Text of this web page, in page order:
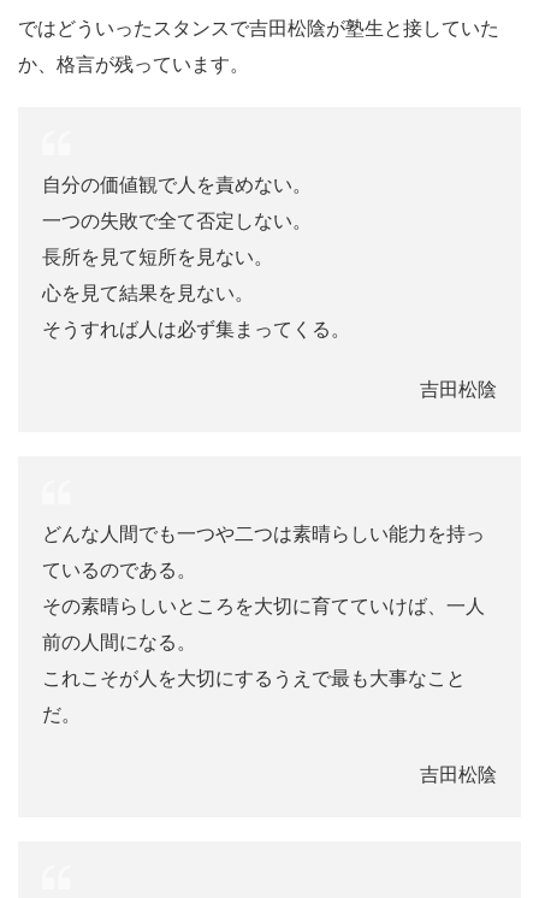
ではどういったスタンスで吉田松陰が塾生と接していた
か、格言が残っています。
自分の価値観で人を責めない。
一つの失敗で全て否定しない。
長所を見て短所を見ない。
心を見て結果を見ない。
そうすれば人は必ず集まってくる。
吉田松陰
どんな人間でも一つや二つは素晴らしい能力を持っ
ているのである。
その素晴らしいところを大切に育てていけば、一人
前の人間になる。
これこそが人を大切にするうえで最も大事なこと
だ。
吉田松陰